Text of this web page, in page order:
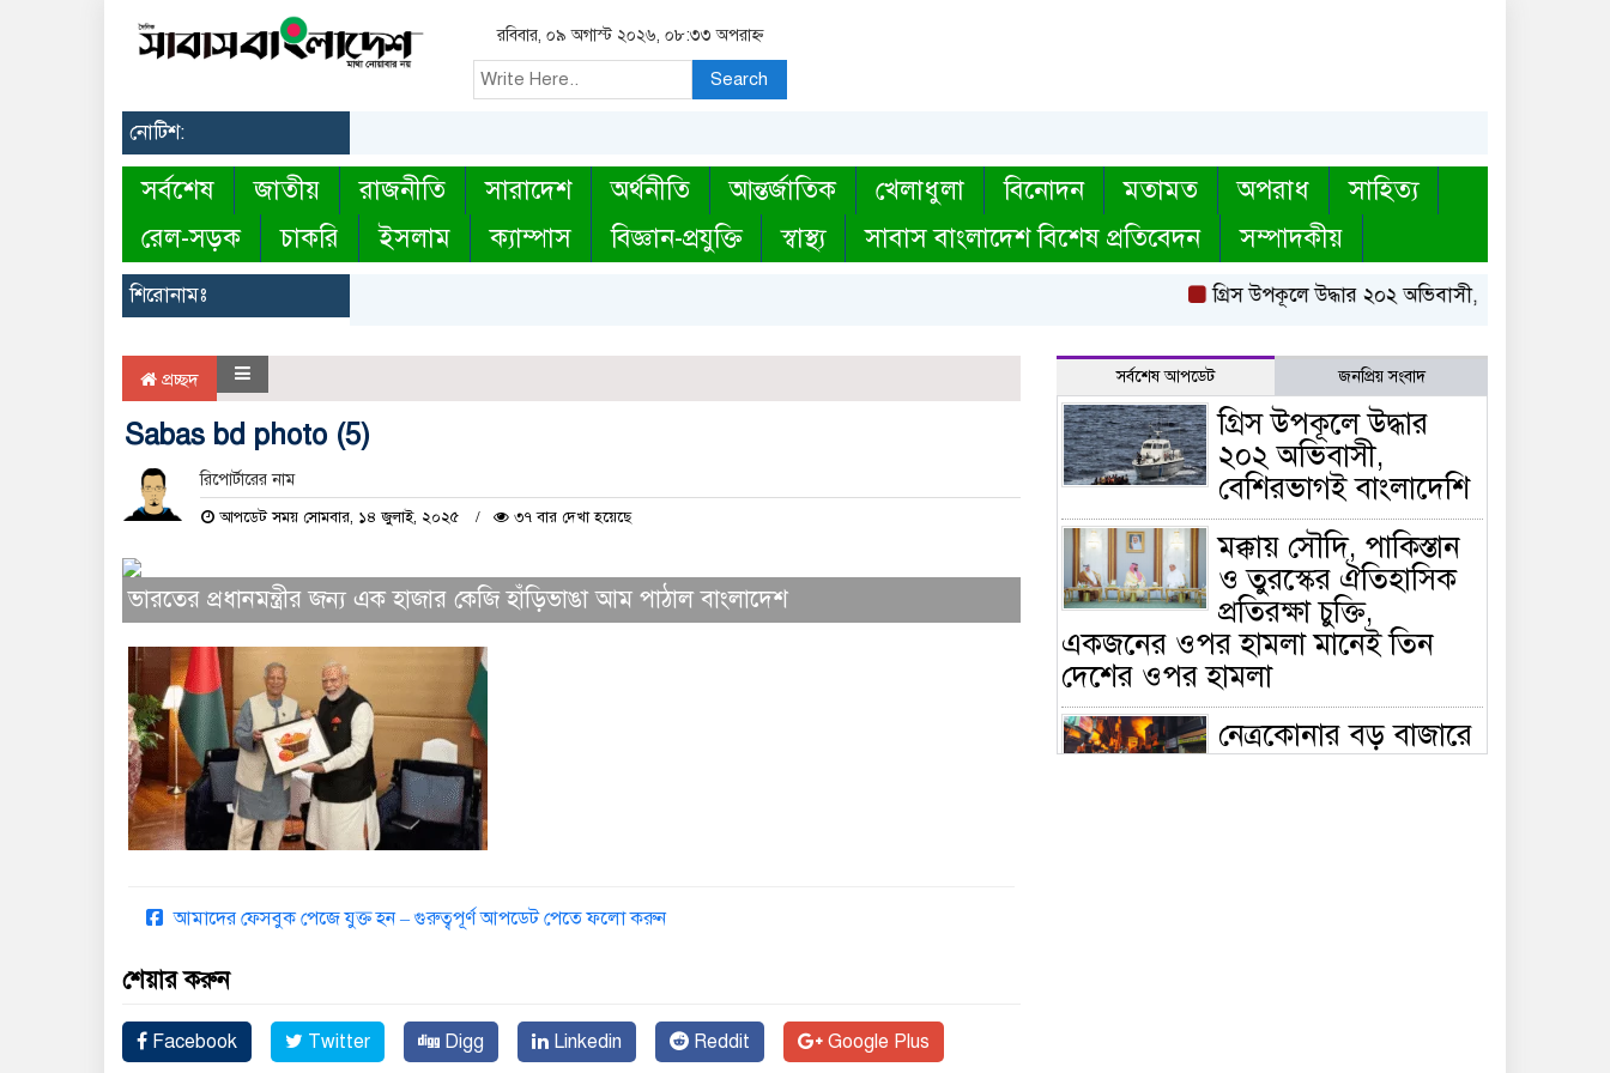
রবিবার, ০৯ অগাস্ট ২০২৬, ০৮:৩৩ অপরাহ্ন
Search
নোটিশ:
সর্বশেষ জাতীয় রাজনীতি সারাদেশ অর্থনীতি আন্তর্জাতিক খেলাধুলা বিনোদন মতামত অপরাধ
সাহিত্য
রেল-সড়ক
চাকরি ইসলাম ক্যাম্পাস বিজ্ঞান-প্রযুক্তি স্বাস্থ্য সাবাস বাংলাদেশ বিশেষ প্রতিবেদন সম্পাদকীয়
শিরোনামঃ গ্রিস উপকূলে উদ্ধার ২০২ অভিবাসী, বেশিরভাগই
প্রচ্ছদ
Sabas bd photo (5)
রিপোর্টারের নাম
আপডেট সময় সোমবার, ১৪ জুলাই, ২০২৫ ৩৭ বার দেখা হয়েছে
ভারতের প্রধানমন্ত্রীর জন্য এক হাজার কেজি হাঁড়িভাঙা আম পাঠাল বাংলাদেশ
আমাদের ফেসবুক পেজে যুক্ত হন – গুরুত্বপূর্ণ আপডেট পেতে ফলো করুন
শেয়ার করুন
Facebook Twitter Digg Linkedin Reddit Google Plus
সর্বশেষ আপডেট জনপ্রিয় সংবাদ
গ্রিস উপকূলে উদ্ধার
২০২ অভিবাসী,
বেশিরভাগই বাংলাদেশি
মক্কায় সৌদি, পাকিস্তান
ও তুরস্কের ঐতিহাসিক
প্রতিরক্ষা চুক্তি,
একজনের ওপর হামলা মানেই তিন
দেশের ওপর হামলা
নেত্রকোনার বড় বাজারে
ভয়াবহ আগুন, পুড়ছে ৫